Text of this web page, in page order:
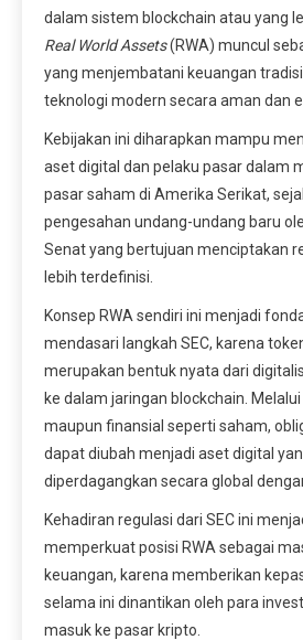
dalam sistem blockchain atau yang
Real World Assets(RWA) muncul
yang menjembatani keuangan
teknologi modern secara aman dan
Kebijakan ini diharapkan mampu
aset digital dan pelaku pasar dalam
pasar saham di Amerika Serikat,
pengesahan undang-undang baru
Senat yang bertujuan menciptakan
lebih terdefinisi.
Konsep RWA sendiri ini menjadi
mendasari langkah SEC, karena
merupakan bentuk nyata dari
ke dalam jaringan blockchain.
maupun finansial seperti saham,
dapat diubah menjadi aset digital
diperdagangkan secara global
Kehadiran regulasi dari SEC ini
memperkuat posisi RWA sebagai
keuangan, karena memberikan
selama ini dinantikan oleh para
masuk ke pasar kripto.